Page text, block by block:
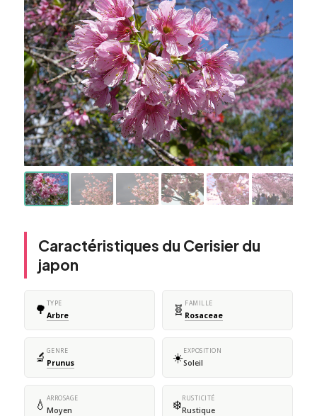
Caractéristiques du Cerisier du
japon
🌳 TYPE
Arbre 🧬 FAMILLE
Rosaceae
🔬 GENRE
Prunus ☀️EXPOSITION
Soleil
💧 ARROSAGE
Moyen ❄️RUSTICITÉ
Rustique